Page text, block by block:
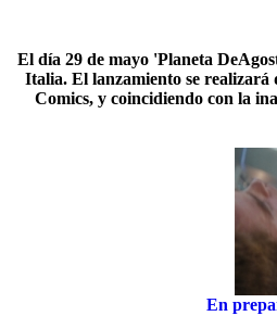
El día 29 de mayo 'Planeta
Italia. El lanzamiento se realizará
Comics, y coincidiendo con la
En